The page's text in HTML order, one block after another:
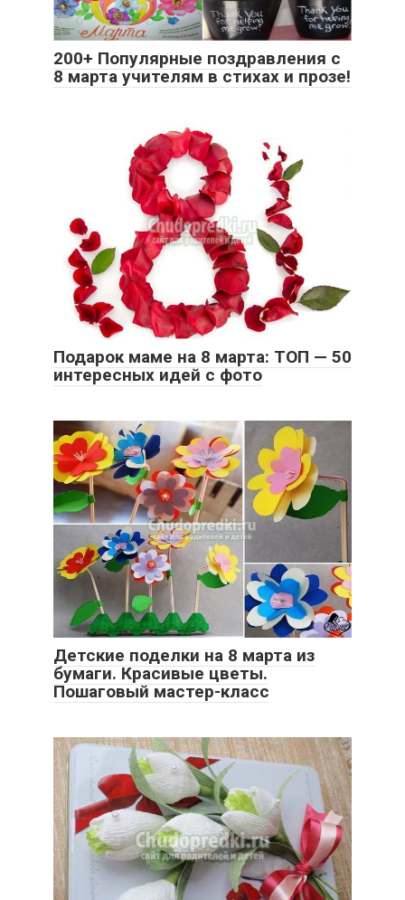
200+ Популярные поздравления с
8 марта учителям в стихах и прозе!
Подарок маме на 8 марта: ТОП — 50
интересных идей с фото
Детские поделки на 8 марта из
бумаги. Красивые цветы.
Пошаговый мастер-класс